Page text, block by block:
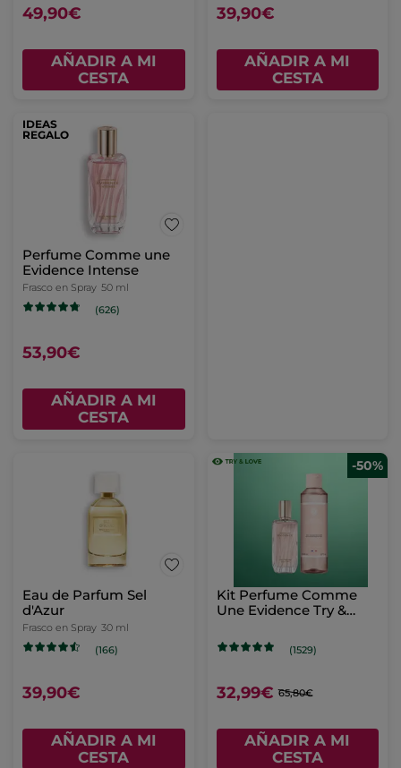
49,90€
AÑADIR A MI
CESTA
39,90€
AÑADIR A MI
CESTA
IDEAS
REGALO
Perfume Comme une
Evidence Intense
Frasco en Spray 50 ml
(626)
53,90€
AÑADIR A MI
CESTA
Eau de Parfum Sel
d'Azur
Frasco en Spray 30 ml
(166)
39,90€
AÑADIR A MI
CESTA
-50%
Kit Perfume Comme
Une Evidence Try &
(1529)
32,99€ 65,80€
AÑADIR A MI
CESTA